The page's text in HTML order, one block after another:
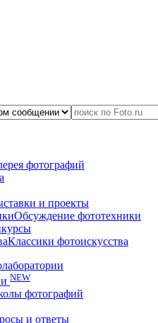
фотографий
и проекты
Обсуждение фототехники
Классики фотоискусства
NEW
фотографий
и ответы